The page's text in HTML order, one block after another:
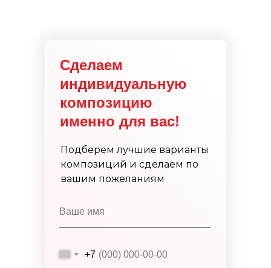
Сделаем
индивидуальную
композицию
именно для вас!
Подберем лучшие варианты
композиций и сделаем по
вашим пожеланиям
+7